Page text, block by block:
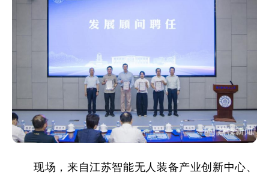
现场，来自江苏智能无人装备产业创新中心、